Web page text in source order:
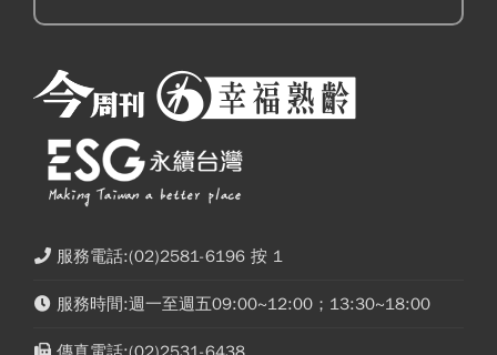
服務電話:(02)2581-6196 按 1
服務時間:週一至週五09:00~12:00；13:30~18:00